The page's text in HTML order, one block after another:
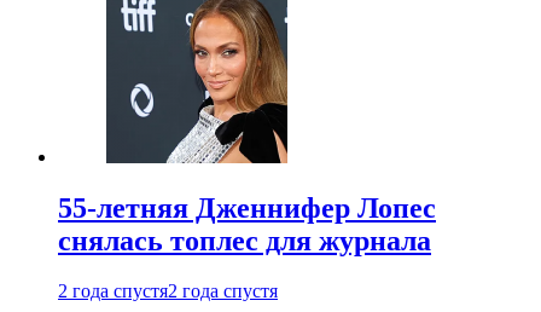
55-летняя Дженнифер Лопес
снялась топлес для журнала
2 года спустя2 года спустя